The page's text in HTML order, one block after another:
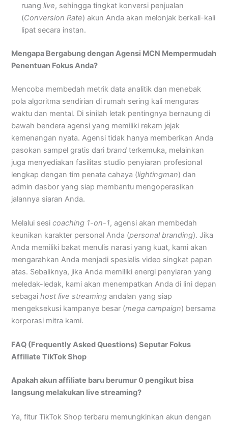
ruanglive, sehingga tingkat konversi penjualan
(Conversion Rate) akun Anda akan melonjak berkali-kali
lipat secara instan.
Mengapa Bergabung dengan Agensi MCN Mempermudah
Penentuan Fokus Anda?
Mencoba membedah metrik data analitik dan menebak
pola algoritma sendirian di rumah sering kali menguras
waktu dan mental. Di sinilah letak pentingnya bernaung di
bawah bendera agensi yang memiliki rekam jejak
kemenangan nyata. Agensi tidak hanya memberikan Anda
pasokan sampel gratis daribrand terkemuka, melainkan
juga menyediakan fasilitas studio penyiaran profesional
lengkap dengan tim penata cahaya (lightingman) dan
admin dasbor yang siap membantu mengoperasikan
jalannya siaran Anda.
Melalui sesicoaching 1-on-1, agensi akan membedah
keunikan karakter personal Anda (personal branding). Jika
Anda memiliki bakat menulis narasi yang kuat, kami akan
mengarahkan Anda menjadi spesialis video singkat papan
atas. Sebaliknya, jika Anda memiliki energi penyiaran yang
meledak-ledak, kami akan menempatkan Anda di lini depan
sebagaihost live streaming andalan yang siap
mengeksekusi kampanye besar (mega campaign) bersama
korporasi mitra kami.
FAQ (Frequently Asked Questions) Seputar Fokus
Affiliate TikTok Shop
Apakah akun affiliate baru berumur 0 pengikut bisa
langsung melakukan live streaming?
Ya, fitur TikTok Shop terbaru memungkinkan akun dengan